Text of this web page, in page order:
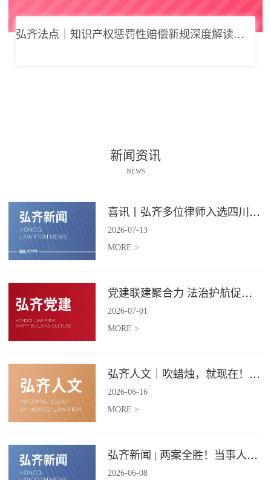
弘齐法点｜知识产权惩罚性赔偿新规深度解读： 从“赔得起”到“赔不起”的司法逻辑
新闻资讯
NEWS
喜讯丨弘齐多位律师入选四川省破产管理人协会工作委员会委员
2026-07-13
MORE >
党建联建聚合力 法治护航促振兴 | 弘齐律所党支部与龙星村党委联合开展庆 “七一” 主题党日活动
2026-07-01
MORE >
弘齐人文｜吹蜡烛，就现在！弘齐第二季度生日会如约而至
2026-06-16
MORE >
弘齐新闻 | 两案全胜！当事人赠 “律法精湛 不负重托” 锦旗致谢
2026-06-08